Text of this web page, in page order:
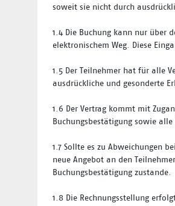
soweit sie nicht durch
1.4 Die Buchung kann nur über
elektronischem Weg. Diese
1.5 Der Teilnehmer hat für alle
ausdrückliche und gesonderte
1.6 Der Vertrag kommt mit
Buchungsbestätigung sowie
1.7 Sollte es zu Abweichungen
neue Angebot an den
Buchungsbestätigung zustande.
1.8 Die Rechnungsstellung